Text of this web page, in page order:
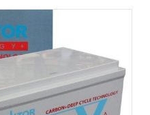
приобрести несколько
продавца. Одежда,